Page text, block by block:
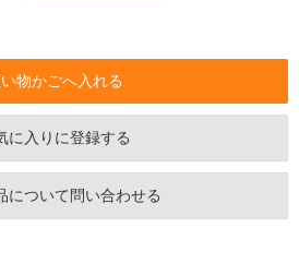
に入りに登録する
について問い合わせる